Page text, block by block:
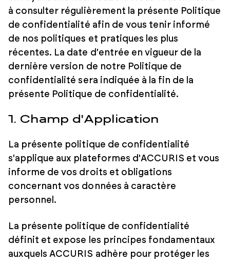
à consulter régulièrement la présente Politique
de confidentialité afin de vous tenir informé
de nos politiques et pratiques les plus
récentes. La date d'entrée en vigueur de la
dernière version de notre Politique de
confidentialité sera indiquée à la fin de la
présente Politique de confidentialité.
1. Champ d'Application
La présente politique de confidentialité
s'applique aux plateformes d'ACCURIS et vous
informe de vos droits et obligations
concernant vos données à caractère
personnel.
La présente politique de confidentialité
définit et expose les principes fondamentaux
auxquels ACCURIS adhère pour protéger les